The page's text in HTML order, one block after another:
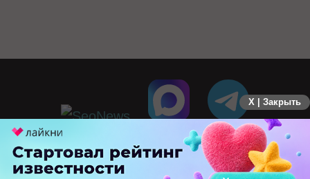
X | Закрыть
ПЕРЕЙТИ НА ПОЛНУЮ ВЕРСИЮ
© SEOnews.ru Все права защищены. 2026